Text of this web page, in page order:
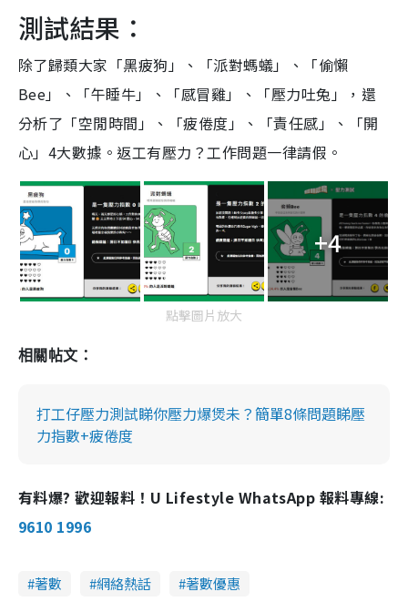
測試結果：
除了歸類大家「黑疲狗」、「派對螞蟻」、「偷懶
Bee」、「午睡牛」、「感冒雞」、「壓力吐兔」，還
分析了「空閒時間」、「疲倦度」、「責任感」、「開
心」4大數據。返工有壓力？工作問題一律請假。
+4
點擊圖片放大
相關帖文：
打工仔壓力測試睇你壓力爆煲未？簡單8條問題睇壓
力指數+疲倦度
有料爆? 歡迎報料！U Lifestyle WhatsApp 報料專線:
9610 1996
著數 網絡熱話 著數優惠